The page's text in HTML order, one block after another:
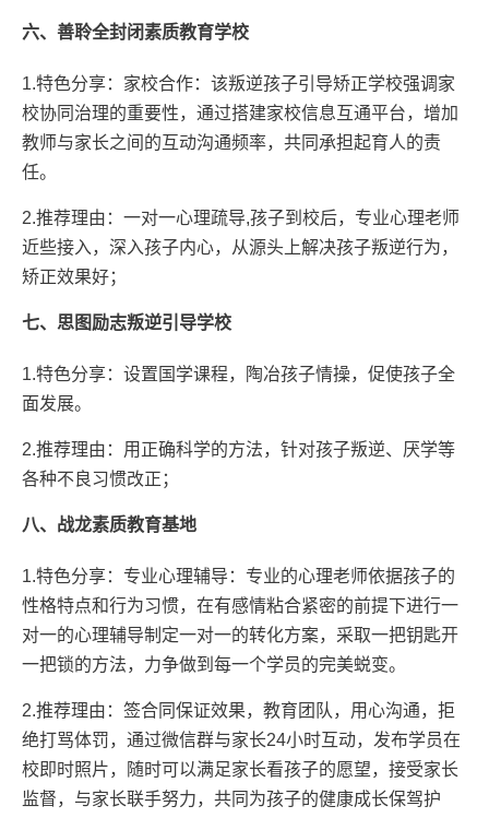
六、善聆全封闭素质教育学校
1.特色分享：家校合作：该叛逆孩子引导矫正学校强调家
校协同治理的重要性，通过搭建家校信息互通平台，增加
教师与家长之间的互动沟通频率，共同承担起育人的责
任。
2.推荐理由：一对一心理疏导,孩子到校后，专业心理老师
近些接入，深入孩子内心，从源头上解决孩子叛逆行为，
矫正效果好；
七、思图励志叛逆引导学校
1.特色分享：设置国学课程，陶冶孩子情操，促使孩子全
面发展。
2.推荐理由：用正确科学的方法，针对孩子叛逆、厌学等
各种不良习惯改正；
八、战龙素质教育基地
1.特色分享：专业心理辅导：专业的心理老师依据孩子的
性格特点和行为习惯，在有感情粘合紧密的前提下进行一
对一的心理辅导制定一对一的转化方案，采取一把钥匙开
一把锁的方法，力争做到每一个学员的完美蜕变。
2.推荐理由：签合同保证效果，教育团队，用心沟通，拒
绝打骂体罚，通过微信群与家长24小时互动，发布学员在
校即时照片，随时可以满足家长看孩子的愿望，接受家长
监督，与家长联手努力，共同为孩子的健康成长保驾护